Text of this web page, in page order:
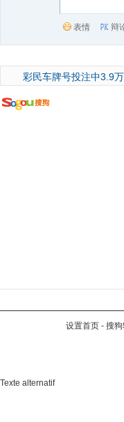
表情 辩
彩民车牌号投注中3.9万
设置首页 - 搜
Texte alternatif